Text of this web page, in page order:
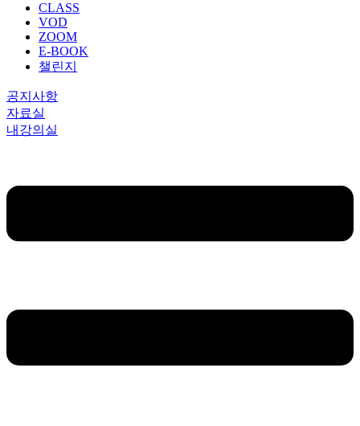
CLASS
VOD
ZOOM
E-BOOK
챌린지
공지사항
자료실
내강의실